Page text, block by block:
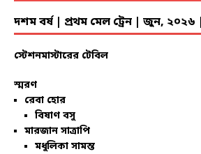
দশম বর্ষ | প্রথম মেল ট্রেন | জুন, ২০২৬
স্টেশনমাস্টারের টেবিল
স্মরণ
রেবা হোর
বিষাণ বসু
মারজান সাত্রাপি
মধুলিকা সামন্ত